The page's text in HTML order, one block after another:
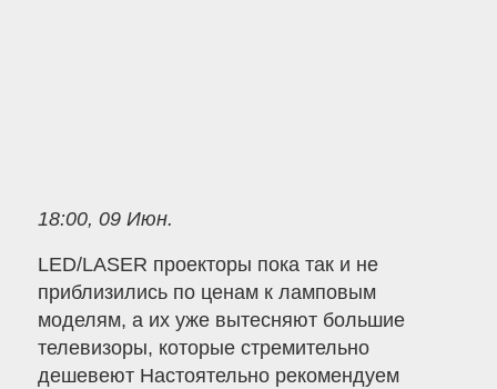
18:00, 09 Июн.
LED/LASER проекторы пока так и не
приблизились по ценам к ламповым
моделям, а их уже вытесняют большие
телевизоры, которые стремительно
дешевеют Настоятельно рекомендуем